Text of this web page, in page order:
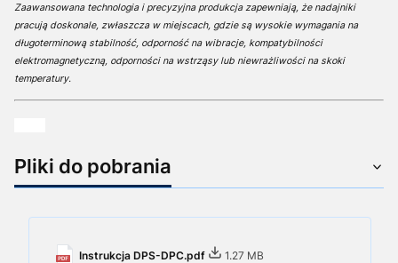
Zaawansowana technologia i precyzyjna produkcja zapewniają, że nadajniki
pracują doskonale, zwłaszcza w miejscach, gdzie są wysokie wymagania na
długoterminową stabilność, odporność na wibracje, kompatybilności
elektromagnetyczną, odporności na wstrząsy lub niewrażliwości na skoki
temperatury.
Pliki do pobrania
Instrukcja DPS-DPC.pdf 1.27 MB